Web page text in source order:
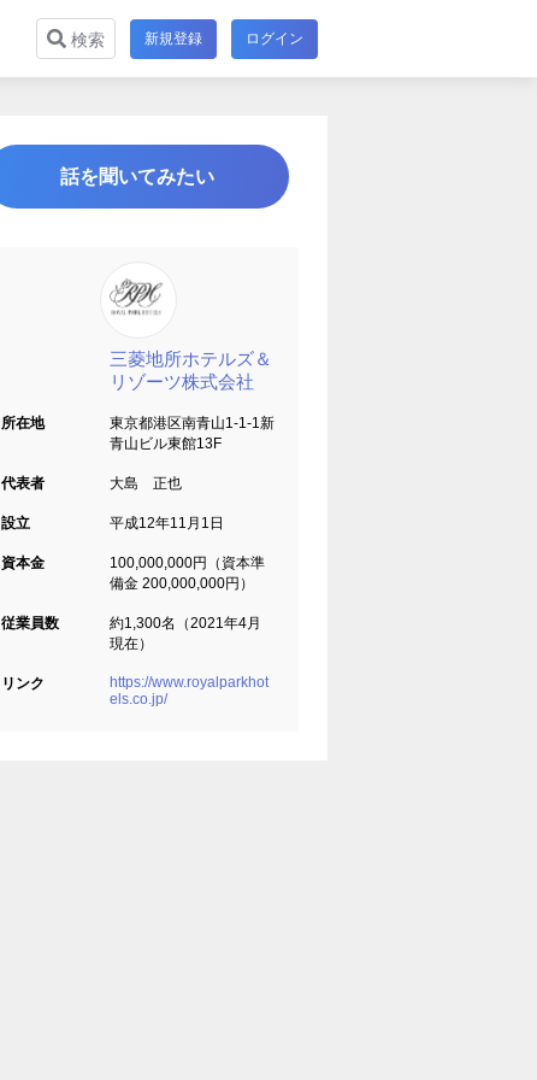
検索 新規登録 ログイン
話を聞いてみたい
三菱地所ホテルズ＆
リゾーツ株式会社
所在地
東京都港区南青山1-1-1新
青山ビル東館13F
代表者 大島 正也
設立 平成12年11月1日
資本金
100,000,000円（資本準
備金 200,000,000円）
従業員数
約1,300名（2021年4月
現在）
リンク
https://www.royalparkhot
els.co.jp/